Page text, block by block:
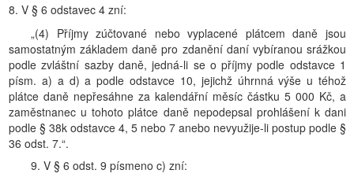
8. V § 6 odstavec 4 zní:
„(4) Příjmy zúčtované nebo vyplacené plátcem daně jsou
samostatným základem daně pro zdanění daní vybíranou srážkou
podle zvláštní sazby daně, jedná-li se o příjmy podle odstavce 1
písm. a) a d) a podle odstavce 10, jejichž úhrnná výše u téhož
plátce daně nepřesáhne za kalendářní měsíc částku 5 000 Kč, a
zaměstnanec u tohoto plátce daně nepodepsal prohlášení k dani
podle § 38k odstavce 4, 5 nebo 7 anebo nevyužije-li postup podle §
36 odst. 7.“.
9. V § 6 odst. 9 písmeno c) zní: